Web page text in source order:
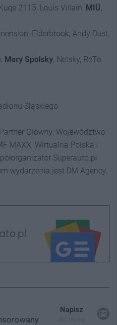
2115, Louis Villain, MIÜ,
Elderbrook, Andy Dust,
Mery Spolsky, Netsky, ReTo
Śląskiego
Główny: Województwo
MAXX, Wirtualna Polska i
Superauto.pl
wydarzenia jest DM Agency.
Napisz